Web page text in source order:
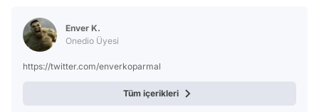
Enver K.
Onedio Üyesi
https://twitter.com/enverkoparmal
Tüm içerikleri